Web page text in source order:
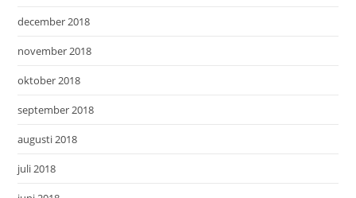
december 2018
november 2018
oktober 2018
september 2018
augusti 2018
juli 2018